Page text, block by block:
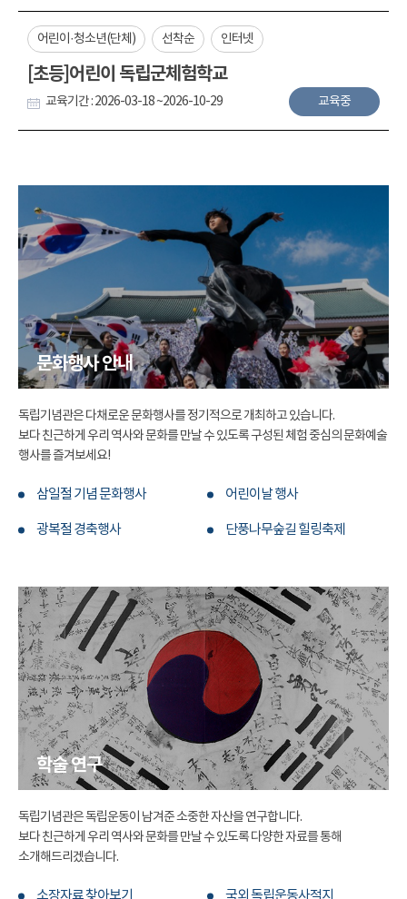
어린이·청소년(단체) 선착순 인터넷
[초등]어린이 독립군체험학교
교육기간 : 2026-03-18 ~2026-10-29 교육중
문화행사 안내
독립기념관은 다채로운 문화행사를 정기적으로 개최하고 있습니다.
보다 친근하게 우리 역사와 문화를 만날 수 있도록 구성된 체험 중심의 문화예술
행사를 즐겨보세요!
삼일절 기념 문화행사 어린이날 행사
광복절 경축행사 단풍나무숲길 힐링축제
학술 연구
독립기념관은 독립운동이 남겨준 소중한 자산을 연구합니다.
보다 친근하게 우리 역사와 문화를 만날 수 있도록 다양한 자료를 통해
소개해드리겠습니다.
소장자료 찾아보기 국외 독립운동사적지